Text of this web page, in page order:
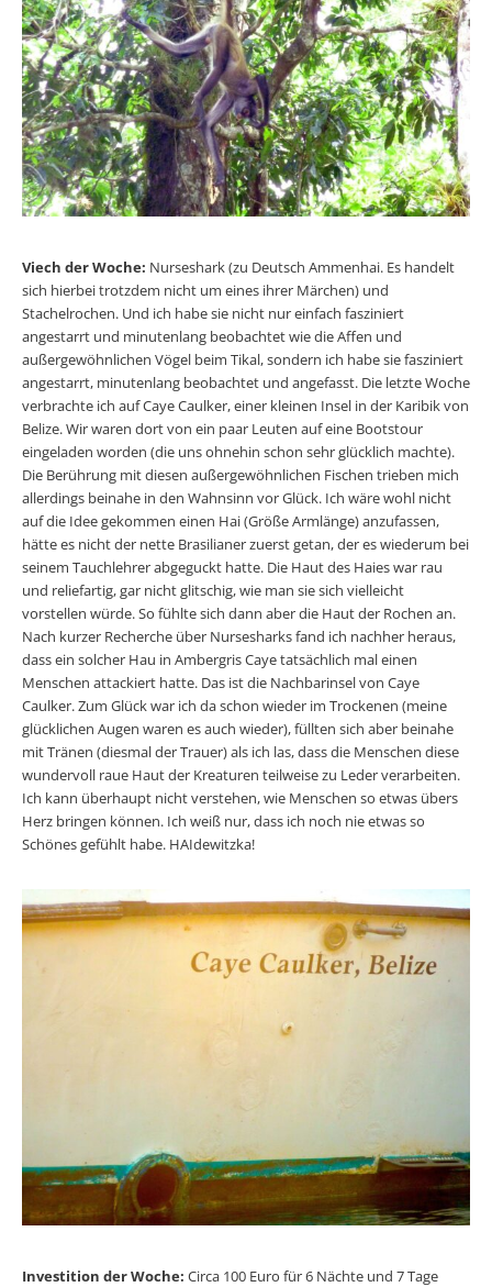
Viech der Woche: Nurseshark (zu Deutsch Ammenhai. Es handelt
sich hierbei trotzdem nicht um eines ihrer Märchen) und
Stachelrochen. Und ich habe sie nicht nur einfach fasziniert
angestarrt und minutenlang beobachtet wie die Affen und
außergewöhnlichen Vögel beim Tikal, sondern ich habe sie fasziniert
angestarrt, minutenlang beobachtet und angefasst. Die letzte Woche
verbrachte ich auf Caye Caulker, einer kleinen Insel in der Karibik von
Belize. Wir waren dort von ein paar Leuten auf eine Bootstour
eingeladen worden (die uns ohnehin schon sehr glücklich machte).
Die Berührung mit diesen außergewöhnlichen Fischen trieben mich
allerdings beinahe in den Wahnsinn vor Glück. Ich wäre wohl nicht
auf die Idee gekommen einen Hai (Größe Armlänge) anzufassen,
hätte es nicht der nette Brasilianer zuerst getan, der es wiederum bei
seinem Tauchlehrer abgeguckt hatte. Die Haut des Haies war rau
und reliefartig, gar nicht glitschig, wie man sie sich vielleicht
vorstellen würde. So fühlte sich dann aber die Haut der Rochen an.
Nach kurzer Recherche über Nursesharks fand ich nachher heraus,
dass ein solcher Hau in Ambergris Caye tatsächlich mal einen
Menschen attackiert hatte. Das ist die Nachbarinsel von Caye
Caulker. Zum Glück war ich da schon wieder im Trockenen (meine
glücklichen Augen waren es auch wieder), füllten sich aber beinahe
mit Tränen (diesmal der Trauer) als ich las, dass die Menschen diese
wundervoll raue Haut der Kreaturen teilweise zu Leder verarbeiten.
Ich kann überhaupt nicht verstehen, wie Menschen so etwas übers
Herz bringen können. Ich weiß nur, dass ich noch nie etwas so
Schönes gefühlt habe. HAIdewitzka!
Investition der Woche: Circa 100 Euro für 6 Nächte und 7 Tage